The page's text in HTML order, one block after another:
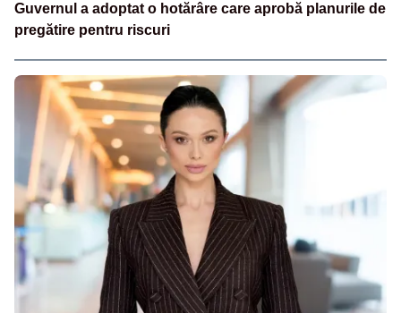
Guvernul a adoptat o hotărâre care aprobă planurile de
pregătire pentru riscuri